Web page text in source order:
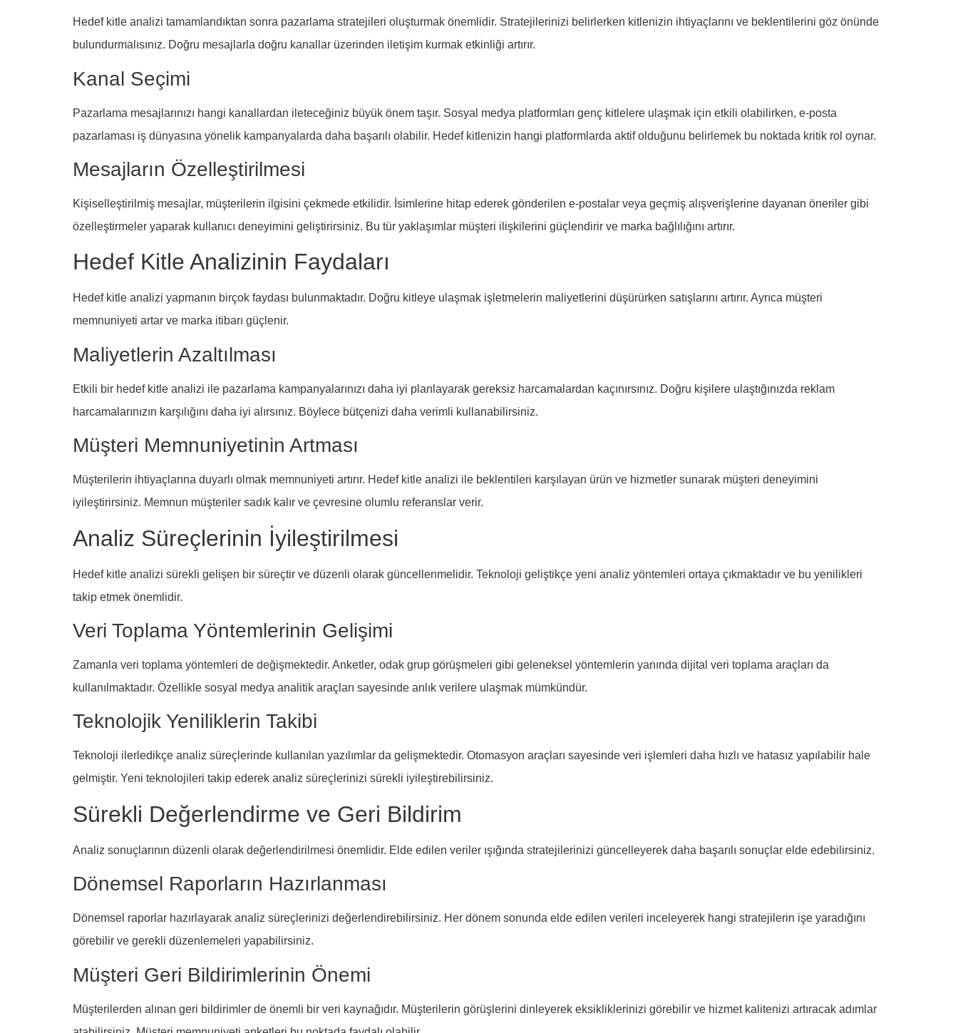
Hedef kitle analizi tamamlandıktan sonra pazarlama stratejileri oluşturmak önemlidir. Stratejilerinizi belirlerken kitlenizin ihtiyaçlarını ve beklentilerini göz önünde
bulundurmalısınız. Doğru mesajlarla doğru kanallar üzerinden iletişim kurmak etkinliği artırır.
Kanal Seçimi
Pazarlama mesajlarınızı hangi kanallardan ileteceğiniz büyük önem taşır. Sosyal medya platformları genç kitlelere ulaşmak için etkili olabilirken, e-posta
pazarlaması iş dünyasına yönelik kampanyalarda daha başarılı olabilir. Hedef kitlenizin hangi platformlarda aktif olduğunu belirlemek bu noktada kritik rol oynar.
Mesajların Özelleştirilmesi
Kişiselleştirilmiş mesajlar, müşterilerin ilgisini çekmede etkilidir. İsimlerine hitap ederek gönderilen e-postalar veya geçmiş alışverişlerine dayanan öneriler gibi
özelleştirmeler yaparak kullanıcı deneyimini geliştirirsiniz. Bu tür yaklaşımlar müşteri ilişkilerini güçlendirir ve marka bağlılığını artırır.
Hedef Kitle Analizinin Faydaları
Hedef kitle analizi yapmanın birçok faydası bulunmaktadır. Doğru kitleye ulaşmak işletmelerin maliyetlerini düşürürken satışlarını artırır. Ayrıca müşteri
memnuniyeti artar ve marka itibarı güçlenir.
Maliyetlerin Azaltılması
Etkili bir hedef kitle analizi ile pazarlama kampanyalarınızı daha iyi planlayarak gereksiz harcamalardan kaçınırsınız. Doğru kişilere ulaştığınızda reklam
harcamalarınızın karşılığını daha iyi alırsınız. Böylece bütçenizi daha verimli kullanabilirsiniz.
Müşteri Memnuniyetinin Artması
Müşterilerin ihtiyaçlarına duyarlı olmak memnuniyeti artırır. Hedef kitle analizi ile beklentileri karşılayan ürün ve hizmetler sunarak müşteri deneyimini
iyileştirirsiniz. Memnun müşteriler sadık kalır ve çevresine olumlu referanslar verir.
Analiz Süreçlerinin İyileştirilmesi
Hedef kitle analizi sürekli gelişen bir süreçtir ve düzenli olarak güncellenmelidir. Teknoloji geliştikçe yeni analiz yöntemleri ortaya çıkmaktadır ve bu yenilikleri
takip etmek önemlidir.
Veri Toplama Yöntemlerinin Gelişimi
Zamanla veri toplama yöntemleri de değişmektedir. Anketler, odak grup görüşmeleri gibi geleneksel yöntemlerin yanında dijital veri toplama araçları da
kullanılmaktadır. Özellikle sosyal medya analitik araçları sayesinde anlık verilere ulaşmak mümkündür.
Teknolojik Yeniliklerin Takibi
Teknoloji ilerledikçe analiz süreçlerinde kullanılan yazılımlar da gelişmektedir. Otomasyon araçları sayesinde veri işlemleri daha hızlı ve hatasız yapılabilir hale
gelmiştir. Yeni teknolojileri takip ederek analiz süreçlerinizi sürekli iyileştirebilirsiniz.
Sürekli Değerlendirme ve Geri Bildirim
Analiz sonuçlarının düzenli olarak değerlendirilmesi önemlidir. Elde edilen veriler ışığında stratejilerinizi güncelleyerek daha başarılı sonuçlar elde edebilirsiniz.
Dönemsel Raporların Hazırlanması
Dönemsel raporlar hazırlayarak analiz süreçlerinizi değerlendirebilirsiniz. Her dönem sonunda elde edilen verileri inceleyerek hangi stratejilerin işe yaradığını
görebilir ve gerekli düzenlemeleri yapabilirsiniz.
Müşteri Geri Bildirimlerinin Önemi
Müşterilerden alınan geri bildirimler de önemli bir veri kaynağıdır. Müşterilerin görüşlerini dinleyerek eksikliklerinizi görebilir ve hizmet kalitenizi artıracak adımlar